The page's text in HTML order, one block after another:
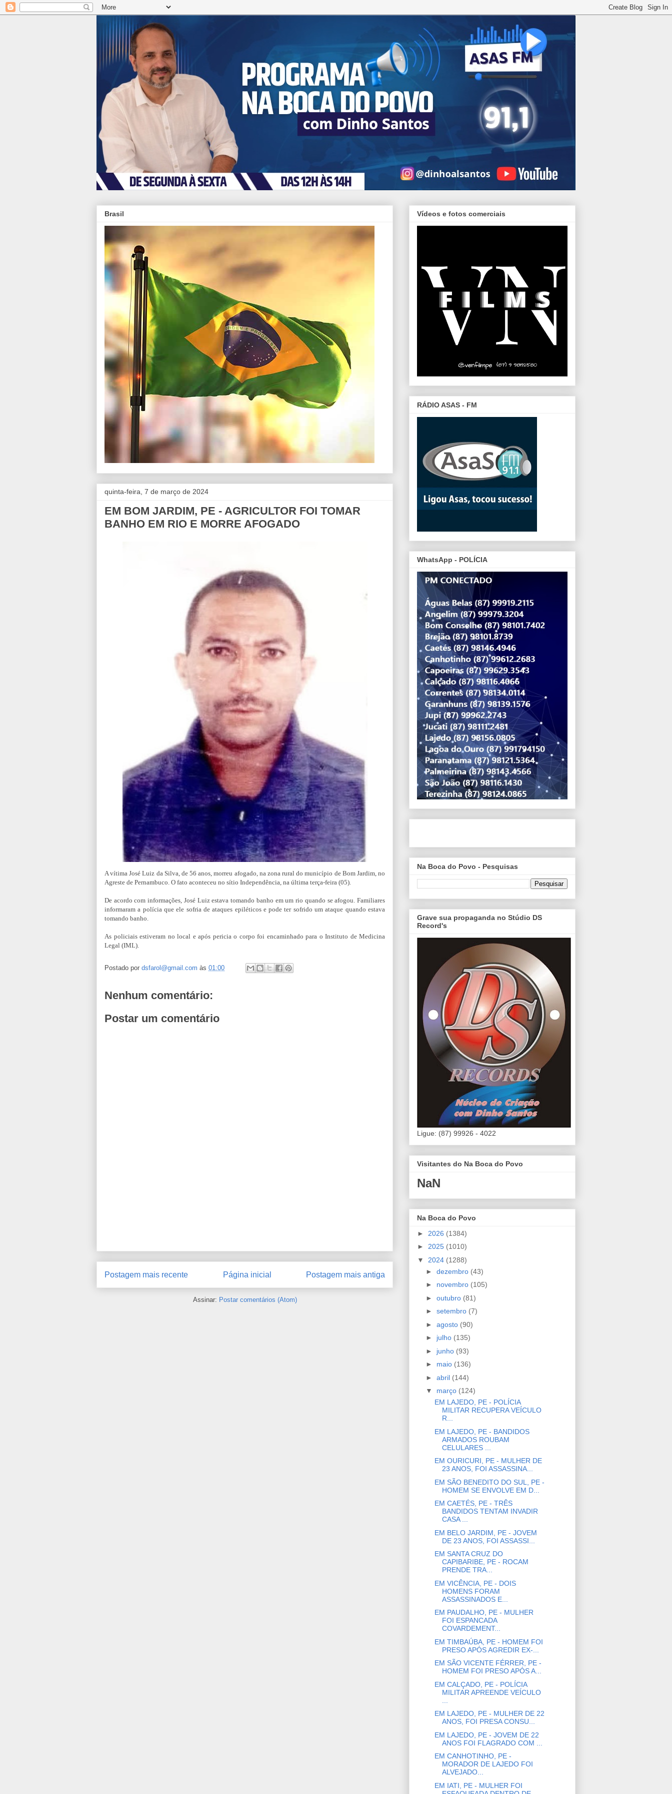
Brasil
quinta-feira, 7 de março de 2024
EM BOM JARDIM, PE - AGRICULTOR FOI TOMAR
BANHO EM RIO E MORRE AFOGADO
A vítima José Luiz da Silva, de 56 anos, morreu afogado, na zona rural do município de Bom Jardim, no
Agreste de Pernambuco. O fato aconteceu no sítio Independência, na última terça-feira (05).
De acordo com informações, José Luiz estava tomando banho em um rio quando se afogou. Familiares
informaram a polícia que ele sofria de ataques epiléticos e pode ter sofrido um ataque quando estava
tomando banho.
As policiais estiveram no local e após pericia o corpo foi encaminhado para o Instituto de Medicina
Legal (IML).
Postado por dsfarol@gmail.com às 01:00
Nenhum comentário:
Postar um comentário
Postagem mais recente Postagem mais antiga
Página inicial
Assinar: Postar comentários (Atom)
Vídeos e fotos comerciais
RÁDIO ASAS - FM
WhatsApp - POLÍCIA
Na Boca do Povo - Pesquisas
Grave sua propaganda no Stúdio DS
Record's
Ligue: (87) 99926 - 4022
Visitantes do Na Boca do Povo
NaN
Na Boca do Povo
► 2026 (1384)
► 2025 (1010)
▼ 2024 (1288)
► dezembro (43)
► novembro (105)
► outubro (81)
► setembro (7)
► agosto (90)
► julho (135)
► junho (93)
► maio (136)
► abril (144)
▼ março (124)
EM LAJEDO, PE - POLÍCIA
MILITAR RECUPERA VEÍCULO
R...
EM LAJEDO, PE - BANDIDOS
ARMADOS ROUBAM
CELULARES ...
EM OURICURI, PE - MULHER DE
23 ANOS, FOI ASSASSINA...
EM SÃO BENEDITO DO SUL, PE -
HOMEM SE ENVOLVE EM D...
EM CAETÉS, PE - TRÊS
BANDIDOS TENTAM INVADIR
CASA ...
EM BELO JARDIM, PE - JOVEM
DE 23 ANOS, FOI ASSASSI...
EM SANTA CRUZ DO
CAPIBARIBE, PE - ROCAM
PRENDE TRA...
EM VICÊNCIA, PE - DOIS
HOMENS FORAM
ASSASSINADOS E...
EM PAUDALHO, PE - MULHER
FOI ESPANCADA
COVARDEMENT...
EM TIMBAÚBA, PE - HOMEM FOI
PRESO APÓS AGREDIR EX-...
EM SÃO VICENTE FÉRRER, PE -
HOMEM FOI PRESO APÓS A...
EM CALÇADO, PE - POLÍCIA
MILITAR APREENDE VEÍCULO
EM LAJEDO, PE - MULHER DE 22
ANOS, FOI PRESA CONSU...
EM LAJEDO, PE - JOVEM DE 22
ANOS FOI FLAGRADO COM ...
EM CANHOTINHO, PE -
MORADOR DE LAJEDO FOI
ALVEJADO...
EM IATI, PE - MULHER FOI